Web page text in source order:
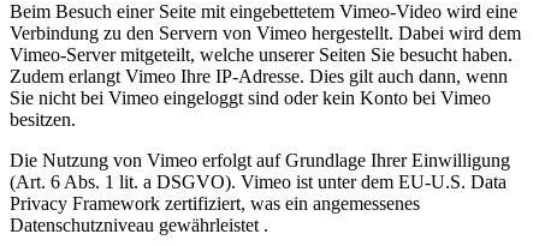
Beim Besuch einer Seite mit eingebettetem Vimeo-Video wird eine
Verbindung zu den Servern von Vimeo hergestellt. Dabei wird dem
Vimeo-Server mitgeteilt, welche unserer Seiten Sie besucht haben.
Zudem erlangt Vimeo Ihre IP-Adresse. Dies gilt auch dann, wenn
Sie nicht bei Vimeo eingeloggt sind oder kein Konto bei Vimeo
besitzen.
Die Nutzung von Vimeo erfolgt auf Grundlage Ihrer Einwilligung
(Art. 6 Abs. 1 lit. a DSGVO). Vimeo ist unter dem EU-U.S. Data
Privacy Framework zertifiziert, was ein angemessenes
Datenschutzniveau gewährleistet .